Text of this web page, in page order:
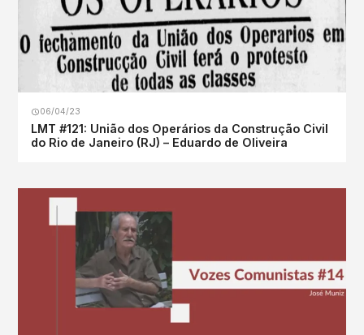
06/04/23
LMT #121: União dos Operários da Construção Civil
do Rio de Janeiro (RJ) – Eduardo de Oliveira